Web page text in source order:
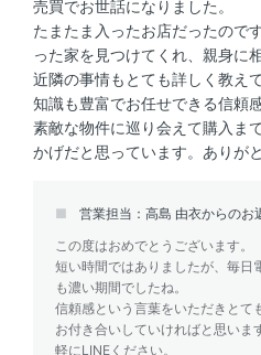
売買でお世話になりました。
たまたま入ったお店だったので
った家を見つけてくれ、親身に
近隣の事情もとても詳しく教え
知識も豊富でお任せできる信頼
素敵な物件に巡り会えて購入ま
かげだと思っています。ありが
営業担当：高島 由衣からのお
この度はおめでとうございます。
短い時間ではありましたが、毎日
も濃い期間でしたね。
信頼感という言葉をいただきとて
お付き合いしていければと思いま
軽にLINEください。